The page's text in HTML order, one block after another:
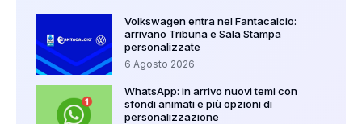
Volkswagen entra nel Fantacalcio:
arrivano Tribuna e Sala Stampa
personalizzate
6 Agosto 2026
WhatsApp: in arrivo nuovi temi con
sfondi animati e più opzioni di
personalizzazione